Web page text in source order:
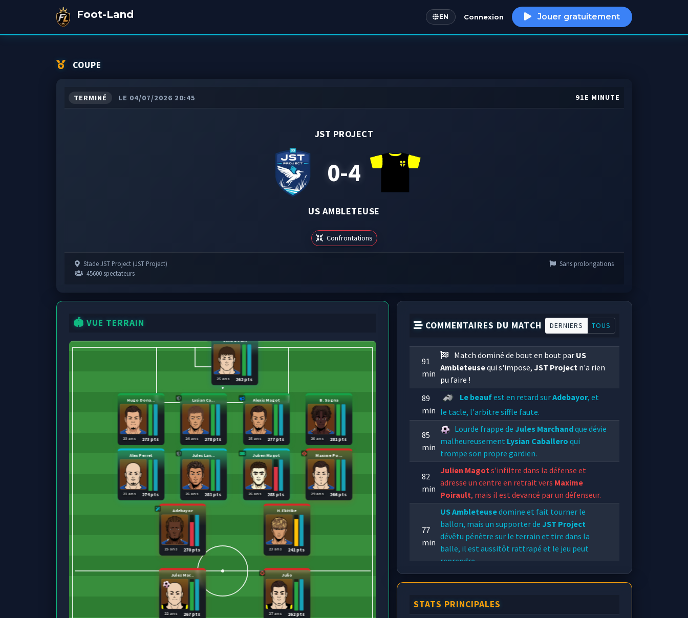
Foot-Land EN
English Connexion Jouer gratuitement
COUPE
TERMINÉ LE 04/07/2026 20:45 91E MINUTE
JST PROJECT
0-4
US AMBLETEUSE
Confrontations
Stade JST Project (JST Project)
45600 spectateurs
Sans prolongations
🏟️ VUE TERRAIN
Celia Bodin
262 pts
25 ans
Hugo Dona...
273 pts
23 ans
Lysian Ca...
278 pts
24 ans
Alexis Magot
277 pts
25 ans
B. Sagna
281 pts
26 ans
Alex Perret
274 pts
21 ans
Jules Lan...
281 pts
26 ans
Julien Magot
283 pts
26 ans
Maxime Po...
266 pts
29 ans
Adebayor
270 pts
25 ans
H.Ekitike
241 pts
23 ans
Jules Mar...
267 pts
22 ans
Julio
262 pts
27 ans
COMMENTAIRES DU MATCH DERNIERS TOUS
91
min
Match dominé de bout en bout par US
Ambleteusequi s'impose,JST Project n'a rien
pu faire !
89
min
Le beaufest en retard surAdebayor, et
le tacle, l'arbitre siffle faute.
85
min
Lourde frappe de Jules Marchandque dévie
malheureusement Lysian Caballero qui
trompe son propre gardien.
82
min
Julien Magots'infiltre dans la défense et
adresse un centre en retrait vers Maxime
Poirault, mais il est devancé par un défenseur.
77
min
US Ambleteusedomine et fait tourner le
ballon, mais un supporter de JST Project
dévêtu pénètre sur le terrain et tire dans la
balle, il est aussitôt rattrapé et le jeu peut
reprendre.
72
mais il fut contré par un
STATS PRINCIPALES